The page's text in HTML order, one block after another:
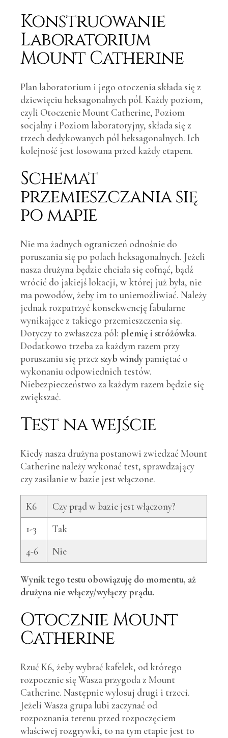
Konstruowanie
Laboratorium
Mount Catherine
Plan laboratorium i jego otoczenia składa się z
dziewięciu heksagonalnych pól. Każdy poziom,
czyli Otoczenie Mount Catherine, Poziom
socjalny i Poziom laboratoryjny, składa się z
trzech dedykowanych pól heksagonalnych. Ich
kolejność jest losowana przed każdy etapem.
Schemat
przemieszczania się
po mapie
Nie ma żadnych ograniczeń odnośnie do
poruszania się po polach heksagonalnych. Jeżeli
nasza drużyna będzie chciała się cofnąć, bądź
wrócić do jakiejś lokacji, w której już była, nie
ma powodów, żeby im to uniemożliwiać. Należy
jednak rozpatrzyć konsekwencję fabularne
wynikające z takiego przemieszczenia się.
Dotyczy to zwłaszcza pól:plemię i stróżówka.
Dodatkowo trzeba za każdym razem przy
poruszaniu się przezszyb windypamiętać o
wykonaniu odpowiednich testów.
Niebezpieczeństwo za każdym razem będzie się
zwiększać.
Test na wejście
Kiedy nasza drużyna postanowi zwiedzać Mount
Catherine należy wykonać test, sprawdzający
czy zasilanie w bazie jest włączone.
K6
Czy prąd w bazie jest włączony?
1-3
Tak
4-6
Nie
Wynik tego testu obowiązuję do momentu, aż
drużyna nie włączy/wyłączy prądu.
Otocznie Mount
Catherine
Rzuć K6, żeby wybrać kafelek, od którego
rozpocznie się Wasza przygoda z Mount
Catherine. Następnie wylosuj drugi i trzeci.
Jeżeli Wasza grupa lubi zaczynać od
rozpoznania terenu przed rozpoczęciem
właściwej rozgrywki, to na tym etapie jest to